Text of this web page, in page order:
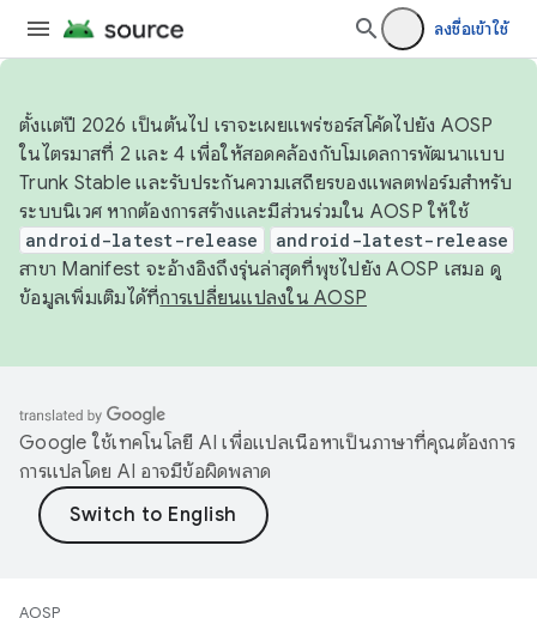
ลงชื่อเข้าใช้
ตั้งแต่ปี 2026 เป็นต้นไป เราจะเผยแพร่ซอร์สโค้ดไปยัง AOSP
ในไตรมาสที่ 2 และ 4 เพื่อให้สอดคล้องกับโมเดลการพัฒนาแบบ
Trunk Stable และรับประกันความเสถียรของแพลตฟอร์มสำหรับ
ระบบนิเวศ หากต้องการสร้างและมีส่วนร่วมใน AOSP ให้ใช้
android-latest-release android-latest-release
สาขา Manifest จะอ้างอิงถึงรุ่นล่าสุดที่พุชไปยัง AOSP เสมอ ดู
ข้อมูลเพิ่มเติมได้ที่การเปลี่ยนแปลงใน AOSP
Google ใช้เทคโนโลยี AI เพื่อแปลเนื้อหาเป็นภาษาที่คุณต้องการ
การแปลโดย AI อาจมีข้อผิดพลาด
AOSP